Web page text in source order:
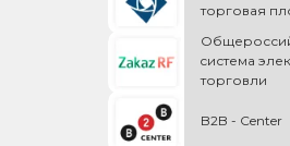
торговая
cистема
торговли
B2B - Center